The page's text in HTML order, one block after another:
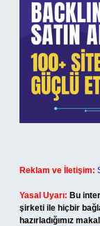
Reklam ve İletişim:
Yasal Uyarı: Bu
şirketi ile hiçbir
hazırladığımız